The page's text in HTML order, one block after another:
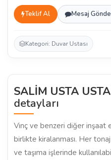
Teklif Al Mesaj
Kategori: Duvar Ustası
SALİM USTA
detayları
Vinç ve benzeri diğer inşaat
birlikte kiralanması. Her
ve taşıma işlerinde